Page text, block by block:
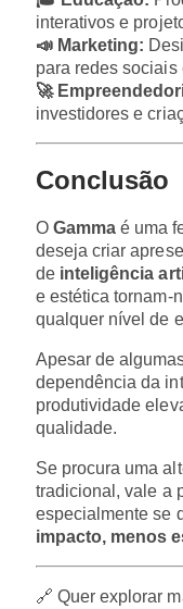
interativos e
📣 Marketing:
para redes sociais
🚀
investidores e
Conclusão
OGamma é uma
deseja criar
de inteligência
e estética tornam-
qualquer nível de
Apesar de
dependência da
produtividade
qualidade.
Se procura uma
tradicional, vale a
especialmente se
impacto, menos
🔗 Quer explorar